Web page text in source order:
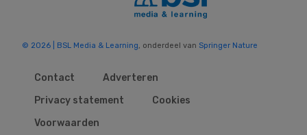
© 2026 | BSL Media & Learning, onderdeel van Springer Nature
Contact
Adverteren
Privacy statement
Cookies
Voorwaarden